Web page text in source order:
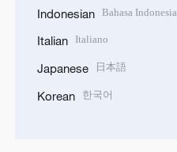
Indonesian Bahasa Indonesia
Italian Italiano
Japanese 日本語
Korean 한국어